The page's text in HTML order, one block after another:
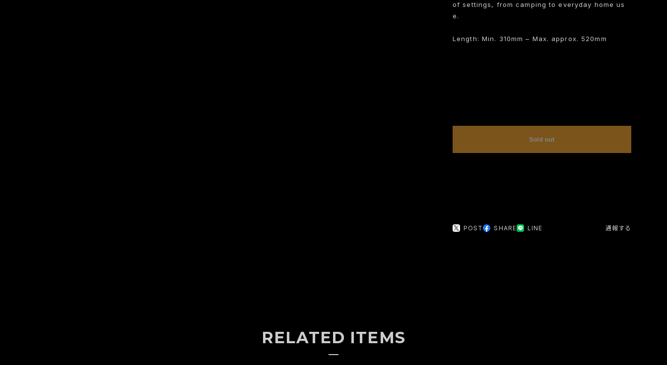
of settings, from camping to everyday home us
e.
Length: Min. 310mm – Max. approx. 520mm
Sold out
POST SHARE LINE 通報する
RELATED ITEMS